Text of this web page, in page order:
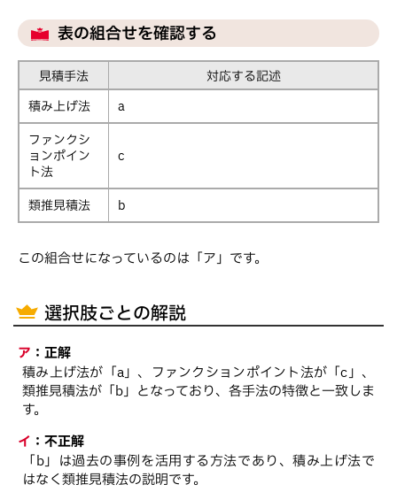
表の組合せを確認する
見積手法
対応する記述
積み上げ法
a
ファンクシ
ョンポイン
ト法
c
類推見積法 b
この組合せになっているのは「ア」です。
選択肢ごとの解説
ア ： 正解
積み上げ法が「a」、ファンクションポイント法が「c」、
類推見積法が「b」となっており、各手法の特徴と一致しま
す。
イ ： 不正解
「b」は過去の事例を活用する方法であり、積み上げ法で
はなく類推見積法の説明です。